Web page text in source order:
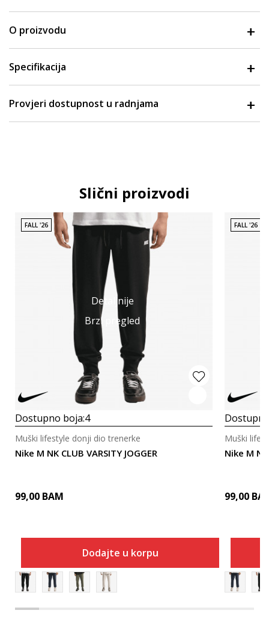
O proizvodu
Specifikacija
Provjeri dostupnost u radnjama
Slični proizvodi
Detaljnije
Brzi pregled
FALL '26
Dostupno boja:4
Nike M NK CLUB VARSITY JOGGER
Muški lifestyle donji dio trenerke
99,00 BAM
Dodajte u korpu
FALL '26
Nike M NK
Muški
99,00